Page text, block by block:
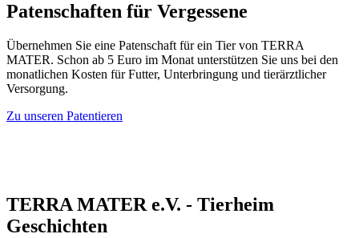
Patenschaften für Vergessene
Übernehmen Sie eine Patenschaft für ein Tier von TERRA
MATER. Schon ab 5 Euro im Monat unterstützen Sie uns bei den
monatlichen Kosten für Futter, Unterbringung und tierärztlicher
Versorgung.
Zu unseren Patentieren
TERRA MATER e.V. - Tierheim
Geschichten